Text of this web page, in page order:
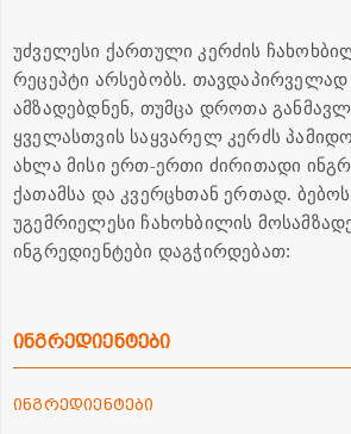
უძველესი ქართული კერძის
რეცეპტი არსებობს.
ამზადებდნენ, თუმცა დროთა
ყველასთვის საყვარელ კერძს
ახლა მისი ერთ-ერთი ძირითადი
ქათამსა და კვერცხთან ერთად.
უგემრიელესი ჩახოხბილის
ინგრედიენტები დაგჭირდებათ:
ინგრედიენტები
ინგრედიენტები